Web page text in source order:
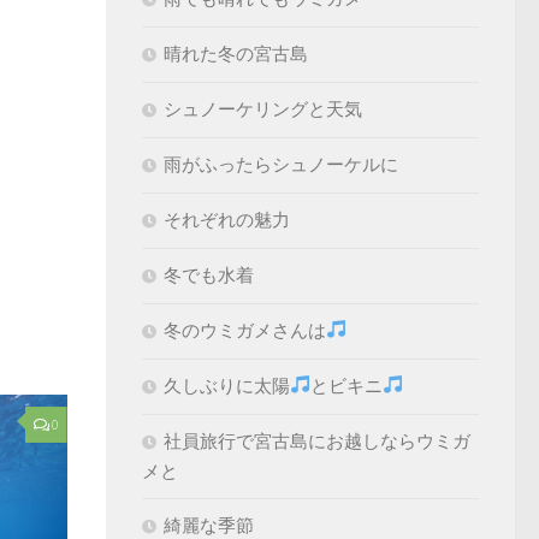
0
晴れた冬の宮古島
シュノーケリングと天気
雨がふったらシュノーケルに
それぞれの魅力
冬でも水着
冬のウミガメさんは
久しぶりに太陽 とビキニ
社員旅行で宮古島にお越しならウミガ
メと
綺麗な季節